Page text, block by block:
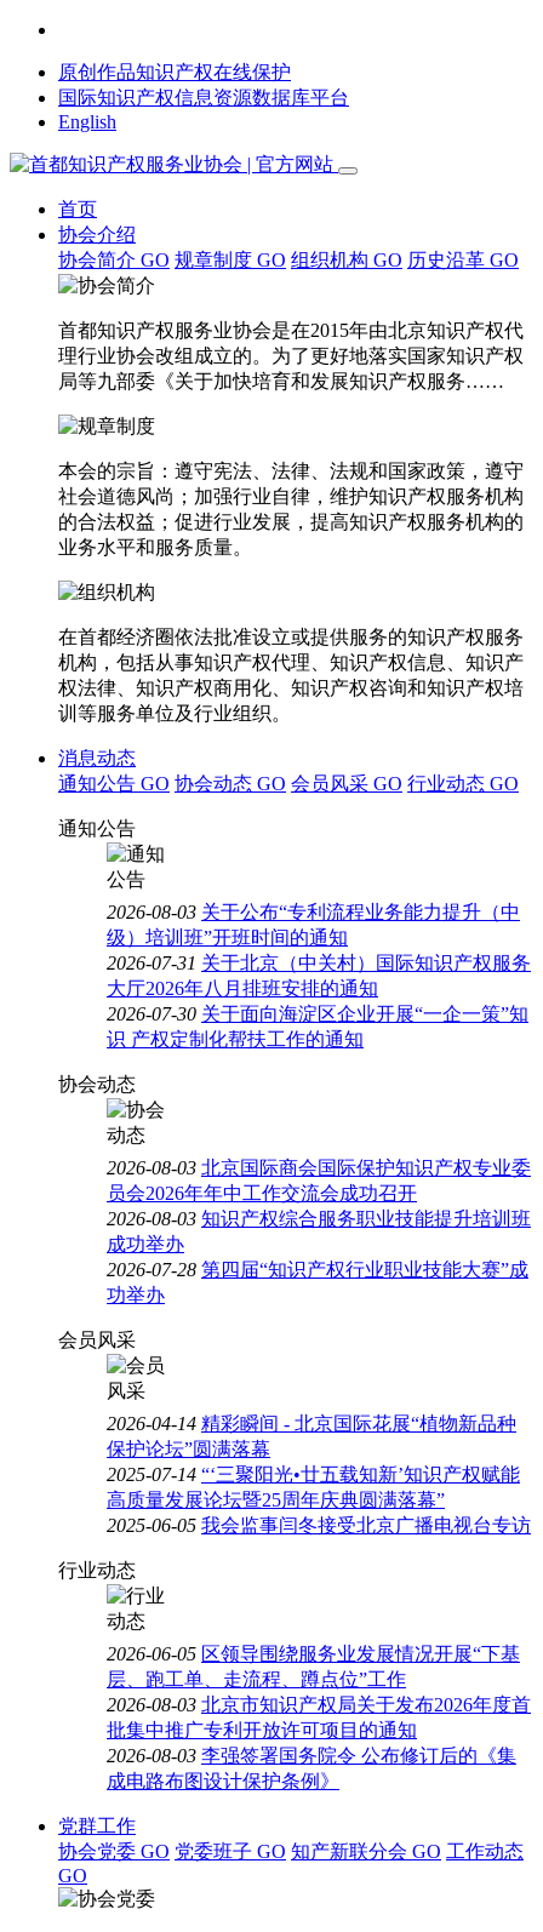
原创作品知识产权在线保护
国际知识产权信息资源数据库平台
English
首页
协会介绍
协会简介 GO 规章制度 GO 组织机构 GO 历史沿革 GO
首都知识产权服务业协会是在2015年由北京知识产权代
理行业协会改组成立的。为了更好地落实国家知识产权
局等九部委《关于加快培育和发展知识产权服务……
本会的宗旨：遵守宪法、法律、法规和国家政策，遵守
社会道德风尚；加强行业自律，维护知识产权服务机构
的合法权益；促进行业发展，提高知识产权服务机构的
业务水平和服务质量。
在首都经济圈依法批准设立或提供服务的知识产权服务
机构，包括从事知识产权代理、知识产权信息、知识产
权法律、知识产权商用化、知识产权咨询和知识产权培
训等服务单位及行业组织。
消息动态
通知公告 GO 协会动态 GO 会员风采 GO 行业动态 GO
通知公告
2026-08-03 关于公布“专利流程业务能力提升（中
级）培训班”开班时间的通知
2026-07-31 关于北京（中关村）国际知识产权服务
大厅2026年八月排班安排的通知
2026-07-30 关于面向海淀区企业开展“一企一策”知
识 产权定制化帮扶工作的通知
协会动态
2026-08-03 北京国际商会国际保护知识产权专业委
员会2026年年中工作交流会成功召开
2026-08-03 知识产权综合服务职业技能提升培训班
成功举办
2026-07-28 第四届“知识产权行业职业技能大赛”成
功举办
会员风采
2026-04-14 精彩瞬间 - 北京国际花展“植物新品种
保护论坛”圆满落幕
2025-07-14 “‘三聚阳光•廿五载知新’知识产权赋能
高质量发展论坛暨25周年庆典圆满落幕”
2025-06-05 我会监事闫冬接受北京广播电视台专访
行业动态
2026-06-05 区领导围绕服务业发展情况开展“下基
层、跑工单、走流程、蹲点位”工作
2026-08-03 北京市知识产权局关于发布2026年度首
批集中推广专利开放许可项目的通知
2026-08-03 李强签署国务院令 公布修订后的《集
成电路布图设计保护条例》
党群工作
协会党委 GO 党委班子 GO 知产新联分会 GO 工作动态
GO